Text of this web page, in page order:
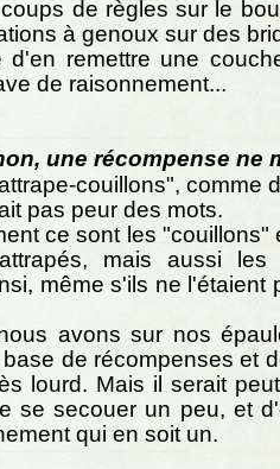
de règles sur le
à genoux sur des
d'en remettre une
de raisonnement...
une récompense ne
couillons", comme
pas peur des mots.
ce sont les "couillons"
mais aussi
même s'ils ne l'étaient
avons sur nos
de récompenses et
lourd. Mais il serait
se secouer un peu, et
qui en soit un.